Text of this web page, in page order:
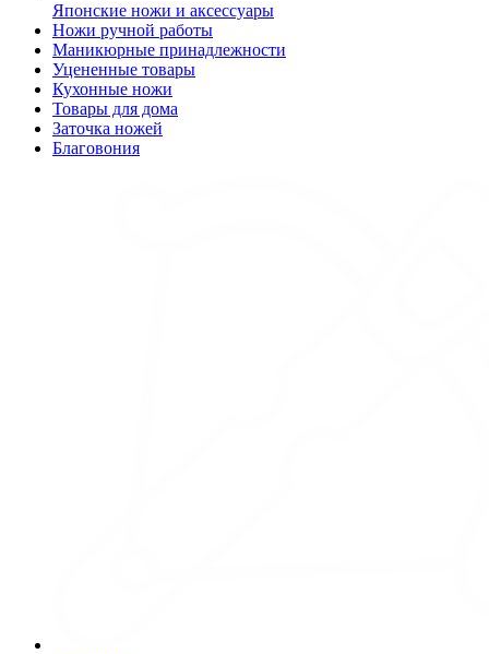
Японские ножи и аксессуары
Ножи ручной работы
Маникюрные принадлежности
Уцененные товары
Кухонные ножи
Товары для дома
Заточка ножей
Благовония